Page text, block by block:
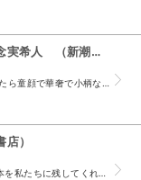
『天久鷹央の推理カルテ』 知念実希人 （新潮社）
「天久鷹央」てっきり男性だと思っていたら童顔で華奢で小柄な女性。 しかも腕利きの名医で変人ときたら興味をそそられないわけがないでしょう！ 統括診断部という二人しかいない部署で患者さ...
）
かこさとしさんは、本当にたくさんの絵本を私たちに残してくれました。 私のかこさとしさんの絵本で一番思い出がある絵本がこの『かわ』です。 私は静岡市の郊外に住んでいましたので、窓を開ければ川が見...